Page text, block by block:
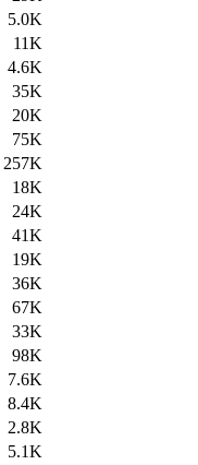
5.0K
11K
4.6K
35K
20K
75K
257K
18K
24K
41K
19K
36K
67K
33K
98K
7.6K
8.4K
2.8K
5.1K